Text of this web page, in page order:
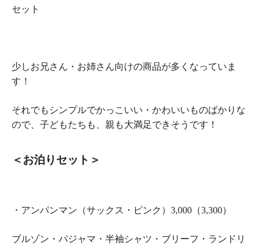
セット
少しお兄さん・お姉さん向けの商品が多くなっていま
す！
それでもシンプルでかっこいい・かわいいものばかりな
ので、子どもたちも、親も大満足できそうです！
＜お泊りセット＞
・アンパンマン（サックス・ピンク）3,000（3,300）
ブルゾン・パジャマ・半袖シャツ・ブリーフ・ランドリ